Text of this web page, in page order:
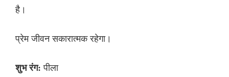
है।
प्रेम जीवन सकारात्मक रहेगा।
शुभ रंग: पीला